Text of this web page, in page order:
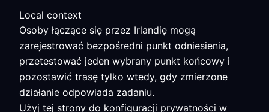
Local context
Osoby łączące się przez Irlandię mogą
zarejestrować bezpośredni punkt odniesienia,
przetestować jeden wybrany punkt końcowy i
pozostawić trasę tylko wtedy, gdy zmierzone
działanie odpowiada zadaniu.
Użyj tej strony do konfiguracji prywatności w